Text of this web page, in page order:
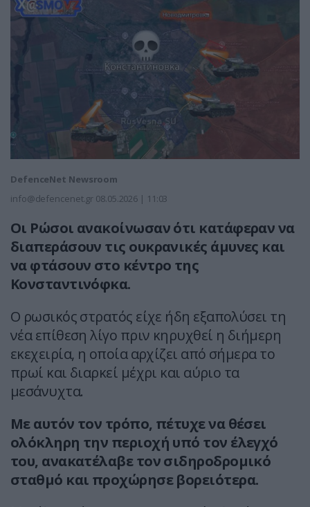
DefenceNet Newsroom
info@defencenet.gr 08.05.2026 | 11:03
Οι Ρώσοι ανακοίνωσαν ότι κατάφεραν να
διαπεράσουν τις ουκρανικές άμυνες και
να φτάσουν στο κέντρο της
Κονσταντινόφκα.
Ο ρωσικός στρατός είχε ήδη εξαπολύσει τη
νέα επίθεση λίγο πριν κηρυχθεί η διήμερη
εκεχειρία, η οποία αρχίζει από σήμερα το
πρωί και διαρκεί μέχρι και αύριο τα
μεσάνυχτα.
Με αυτόν τον τρόπο, πέτυχε να θέσει
ολόκληρη την περιοχή υπό τον έλεγχό
του, ανακατέλαβε τον σιδηροδρομικό
σταθμό και προχώρησε βορειότερα.